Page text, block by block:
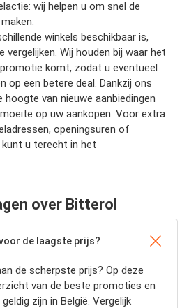
wij helpen u om snel de
winkels beschikbaar is,
Wij houden bij waar het
komt, zodat u eventueel
op een betere deal. Dankzij ons
van nieuwe aanbiedingen
op uw aankopen. Voor extra
openingsuren of
u terecht in het
over Bitterol
de laagste prijs?
de scherpste prijs? Op deze
van de beste promoties en
zijn in België. Vergelijk